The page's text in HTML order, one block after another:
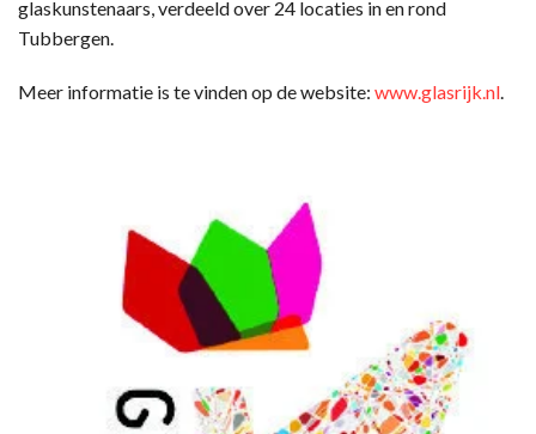
glaskunstenaars, verdeeld over 24 locaties in en rond
Tubbergen.
Meer informatie is te vinden op de website: www.glasrijk.nl.